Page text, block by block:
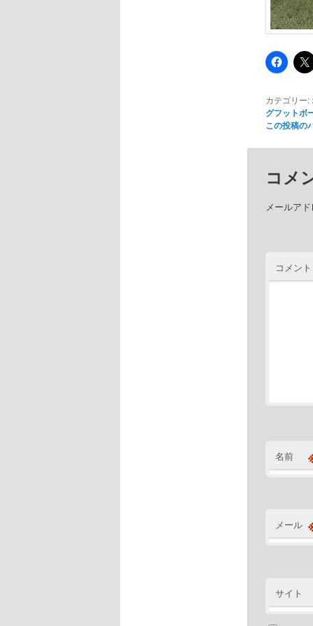
カテゴリー:
グフットボ
この投稿の
コメ
メールア
コメント
名前
メール
サイト